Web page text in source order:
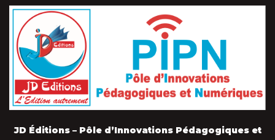
JD Éditions – Pôle d’Innovations Pédagogiques et